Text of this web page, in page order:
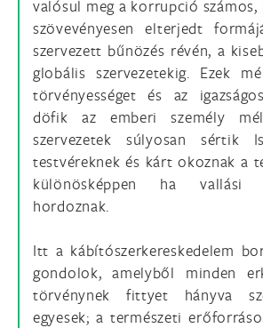
valósul meg a korrupció számos,
szövevényesen elterjedt
szervezett bűnözés révén, a
globális szervezetekig. Ezek
törvényességet és az
döfik az emberi személy
szervezetek súlyosan sértik
testvéreknek és kárt okoznak a
különösképpen ha vallási
hordoznak.
Itt a kábítószerkereskedelem
gondolok, amelyből minden
törvénynek fittyet hányva
egyesek; a természeti